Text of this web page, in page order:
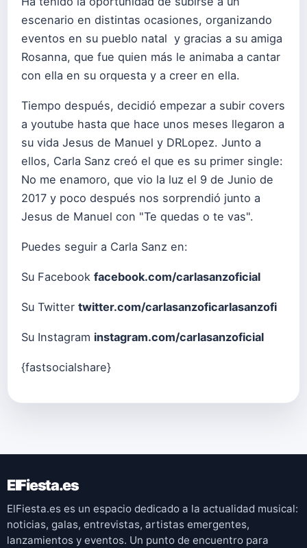
escenario en distintas ocasiones, organizando
eventos en su pueblo natal y gracias a su amiga
Rosanna, que fue quien más le animaba a cantar
con ella en su orquesta y a creer en ella.
​Tiempo después, decidió empezar a subir covers
a youtube hasta que hace unos meses llegaron a
su vida Jesus de Manuel y DRLopez. Junto a
ellos, Carla Sanz creó el que es su primer single:
No me enamoro, que vio la luz el 9 de Junio de
2017 y poco después nos sorprendió junto a
Jesus de Manuel con "Te quedas o te vas".
Puedes seguir a Carla Sanz en:
Su Facebook facebook.com/carlasanzoficial
Su Twitter twitter.com/carlasanzoficarlasanzofi
Su Instagram instagram.com/carlasanzoficial
{fastsocialshare}
ElFiesta.es
ElFiesta.es es un espacio dedicado a la actualidad musical:
noticias, galas, entrevistas, artistas emergentes,
lanzamientos y eventos. Un punto de encuentro para